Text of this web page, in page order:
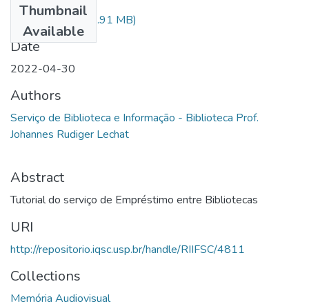
Thumbnail
Available
EEB_video.mp4 (1.91 MB)
Date
2022-04-30
Authors
Serviço de Biblioteca e Informação - Biblioteca Prof.
Johannes Rudiger Lechat
Abstract
Tutorial do serviço de Empréstimo entre Bibliotecas
URI
http://repositorio.iqsc.usp.br/handle/RIIFSC/4811
Collections
Memória Audiovisual